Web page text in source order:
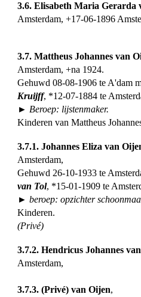
3.6. Elisabeth Maria Gerarda
Amsterdam, +17-06-1896
3.7. Mattheus Johannes van
Amsterdam, +na 1924.
Gehuwd 08-08-1906 te A'dam
Kruijff, *12-07-1884 te
► Beroep: lijstenmaker.
Kinderen van Mattheus
3.7.1. Johannes Eliza van
Amsterdam,
Gehuwd 26-10-1933 te
van Tol, *15-01-1909 te
► beroep: opzichter
Kinderen.
(Privé)
3.7.2. Hendricus Johannes
Amsterdam,
3.7.3. (Privé) van Oijen,